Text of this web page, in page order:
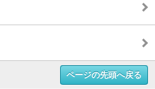
ページの先頭へ戻る